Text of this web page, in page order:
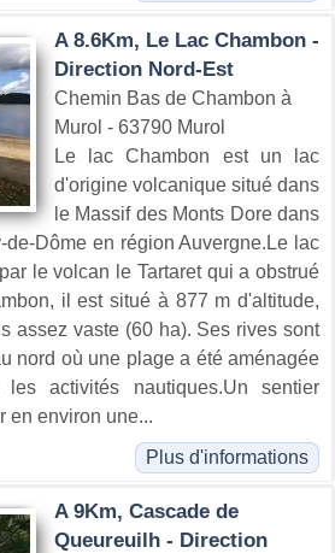
A 8.6Km, Le Lac Chambon -
Direction Nord-Est
Chemin Bas de Chambon à
Murol - 63790 Murol
Le lac Chambon est un lac
d'origine volcanique situé dans
le Massif des Monts Dore dans
de-Dôme en région Auvergne.Le lac
le volcan le Tartaret qui a obstrué
il est situé à 877 m d'altitude,
assez vaste (60 ha). Ses rives sont
nord où une plage a été aménagée
activités nautiques.Un sentier
en environ une...
Plus d'informations
A 9Km, Cascade de
Queureuilh - Direction